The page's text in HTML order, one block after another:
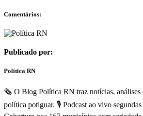
Comentários:
Publicado por:
Política RN
🗞️ O Blog Política RN traz notícias, análises
política potiguar. 🎙️ Podcast ao vivo